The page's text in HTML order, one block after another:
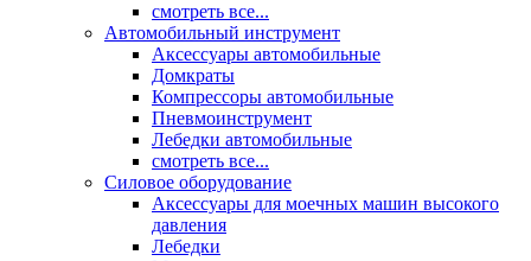
смотреть все...
Автомобильный инструмент
Аксессуары автомобильные
Домкраты
Компрессоры автомобильные
Пневмоинструмент
Лебедки автомобильные
смотреть все...
Силовое оборудование
Аксессуары для моечных машин высокого
давления
Лебедки